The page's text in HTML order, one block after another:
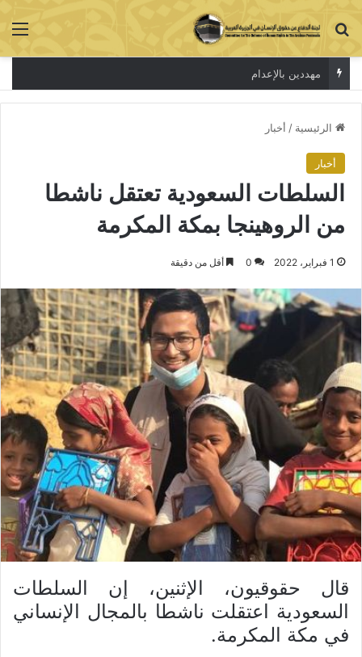
بحث عن
مهددين بالإعدام
الرئيسية / أخبار
أخبار
السلطات السعودية تعتقل ناشطا
من الروهينجا بمكة المكرمة
1 فبراير، 2022 0 أقل من دقيقة
قال حقوقيون، الإثنين، إن السلطات
السعودية اعتقلت ناشطا بالمجال الإنساني
في مكة المكرمة.